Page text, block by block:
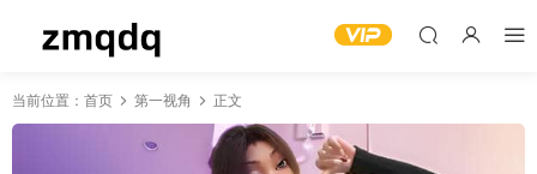
当前位置： 首页 第一视角 正文